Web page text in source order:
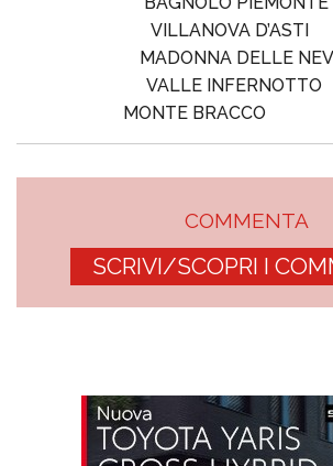
VILLANOVA D’ASTI
MADONNA DELLE NEVI
VALLE INFERNOTTO
MONTE BRACCO
COMMENTA
SCRIVI/SCOPRI I